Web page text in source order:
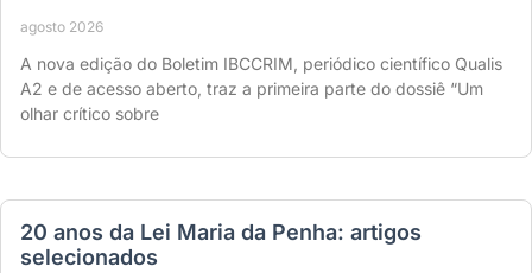
agosto 2026
A nova edição do Boletim IBCCRIM, periódico científico Qualis
A2 e de acesso aberto, traz a primeira parte do dossiê “Um
olhar crítico sobre
20 anos da Lei Maria da Penha: artigos
selecionados